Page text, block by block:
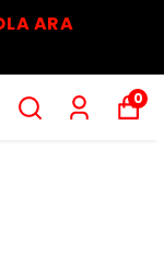
ARA
0